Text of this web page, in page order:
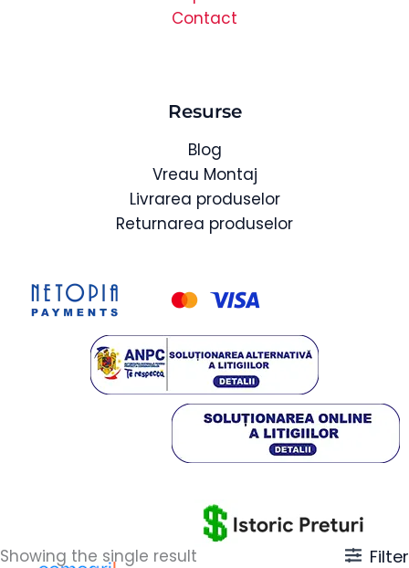
Showing the single result Filter
Contact
Resurse
Blog
Vreau Montaj
Livrarea produselor
Returnarea produselor